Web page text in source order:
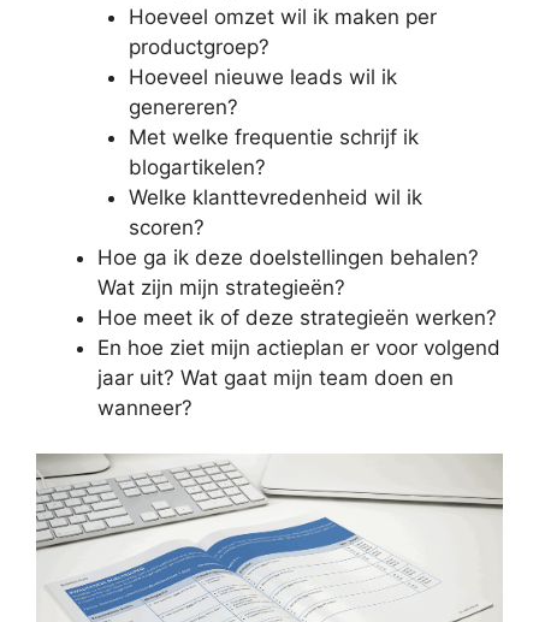
Hoeveel omzet wil ik maken per
productgroep?
Hoeveel nieuwe leads wil ik
genereren?
Met welke frequentie schrijf ik
blogartikelen?
Welke klanttevredenheid wil ik
scoren?
Hoe ga ik deze doelstellingen behalen?
Wat zijn mijn strategieën?
Hoe meet ik of deze strategieën werken?
En hoe ziet mijn actieplan er voor volgend
jaar uit? Wat gaat mijn team doen en
wanneer?